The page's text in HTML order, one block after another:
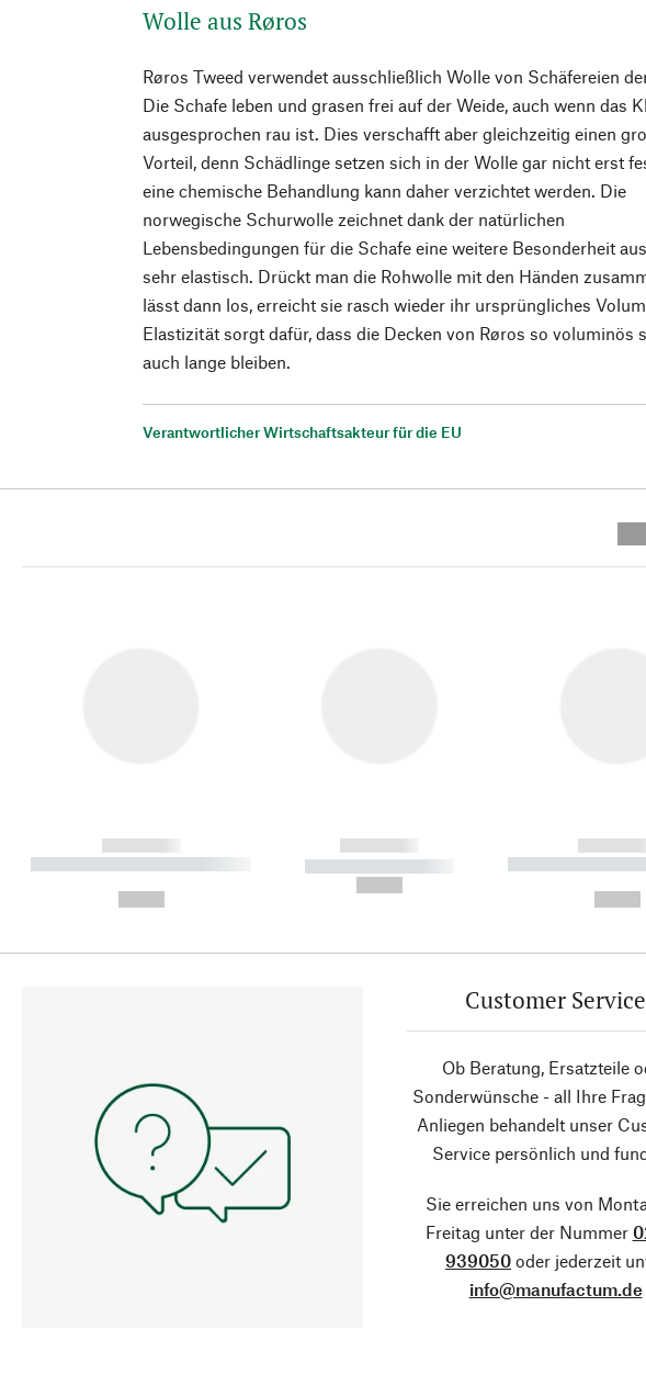
Wolle aus Røros
Røros Tweed verwendet ausschließlich Wolle von Schäfereien
Die Schafe leben und grasen frei auf der Weide, auch wenn das
ausgesprochen rau ist. Dies verschafft aber gleichzeitig einen
Vorteil, denn Schädlinge setzen sich in der Wolle gar nicht erst
eine chemische Behandlung kann daher verzichtet werden. Die
norwegische Schurwolle zeichnet dank der natürlichen
Lebensbedingungen für die Schafe eine weitere Besonderheit
sehr elastisch. Drückt man die Rohwolle mit den Händen
lässt dann los, erreicht sie rasch wieder ihr ursprüngliches
Elastizität sorgt dafür, dass die Decken von Røros so voluminös
auch lange bleiben.
Verantwortlicher Wirtschaftsakteur für die EU
------------
----------- ----------- ----------
------------
----------- -----------
------------
-----------
Customer Service
Ob Beratung, Ersatzteile
Sonderwünsche - all Ihre
Anliegen behandelt unser
Service persönlich und
Sie erreichen uns von
Freitag unter der Nummer
939050 oder jederzeit
info@manufactum.de